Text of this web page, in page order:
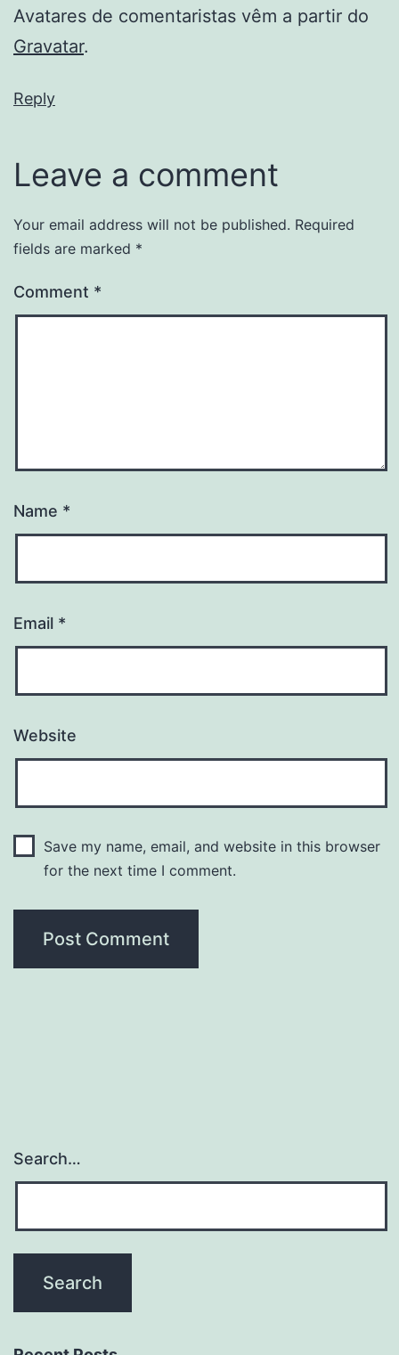
Avatares de comentaristas vêm a partir do
Gravatar.
Reply
Leave a comment
Your email address will not be published. Required
fields are marked *
Comment *
Name *
Email *
Website
Save my name, email, and website in this browser
for the next time I comment.
Search…